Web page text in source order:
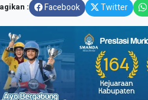
: Facebook Twitter